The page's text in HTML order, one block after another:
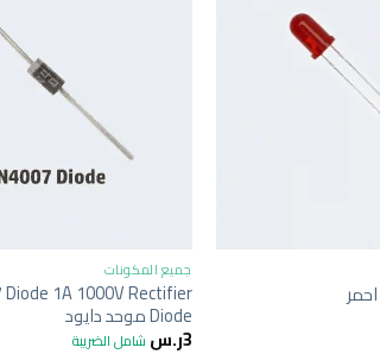
جميع المكونات
Diode 1A 1000V Rectifier
Diode موحد دايود
3ر.س شامل الضريبة